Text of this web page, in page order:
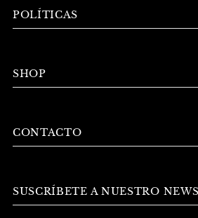
POLÍTICAS
SHOP
CONTACTO
SUSCRÍBETE A NUESTRO